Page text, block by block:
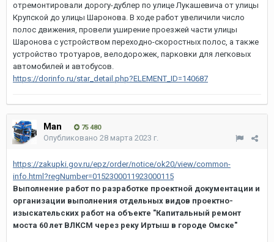
отремонтировали дорогу-дублер по улице Лукашевича от улицы
Крупской до улицы Шаронова. В ходе работ увеличили число
полос движения, провели уширение проезжей части улицы
Шаронова с устройством переходно-скоростных полос, а также
устройство тротуаров, велодорожек, парковки для легковых
автомобилей и автобусов.
https://dorinfo.ru/star_detail.php?ELEMENT_ID=140687
Man 75 480
Опубликовано 28 марта 2023 г.
https://zakupki.gov.ru/epz/order/notice/ok20/view/common-
info.html?regNumber=0152300011923000115
Выполнение работ по разработке проектной документации и
организации выполнения отдельных видов проектно-
изыскательских работ на объекте "Капитальный ремонт
моста 60 лет ВЛКСМ через реку Иртыш в городе Омске"